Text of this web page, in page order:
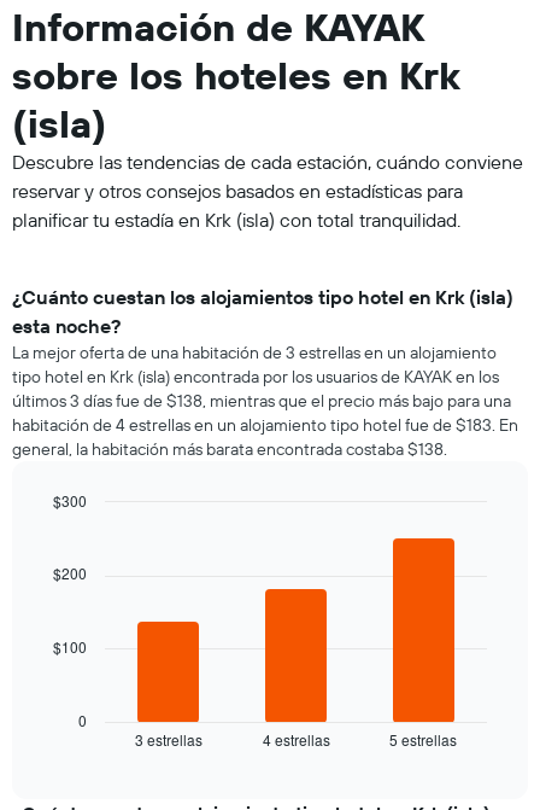
Información de KAYAK
sobre los hoteles en Krk
(isla)
Descubre las tendencias de cada estación, cuándo conviene
reservar y otros consejos basados en estadísticas para
planificar tu estadía en Krk (isla) con total tranquilidad.
¿Cuánto cuestan los alojamientos tipo hotel en Krk (isla)
esta noche?
La mejor oferta de una habitación de 3 estrellas en un alojamiento
tipo hotel en Krk (isla) encontrada por los usuarios de KAYAK en los
últimos 3 días fue de $138, mientras que el precio más bajo para una
habitación de 4 estrellas en un alojamiento tipo hotel fue de $183. En
general, la habitación más barata encontrada costaba $138.
with
El
muestra
3 estrellas 4 estrellas 5 estrellas
0
$100
$200
$300